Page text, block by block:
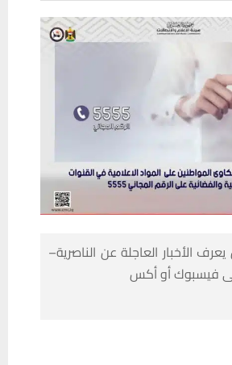
الأخبار العاجلة عن الناصرية–
فيسبوك أو أكس